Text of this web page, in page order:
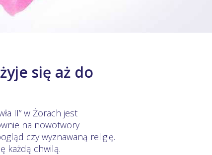
się aż do
II” w Żorach jest
na nowotwory
czy wyznawaną religię.
każdą chwilą.